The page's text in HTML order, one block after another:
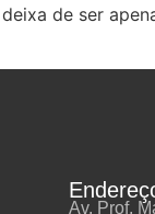
de ser
Av. Prof.